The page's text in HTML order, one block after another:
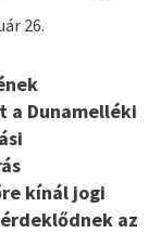
26.
a Dunamelléki
kínál jogi
az